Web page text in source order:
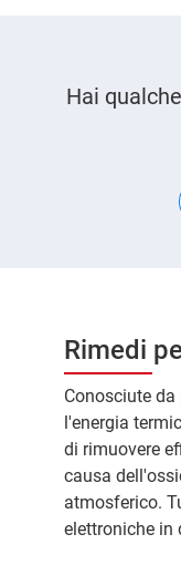
Hai
Rimedi
Conosciute
l'energia
di rimuovere
causa
atmosferico.
elettroniche in